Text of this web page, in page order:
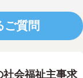
ご質問
社会福祉主事求